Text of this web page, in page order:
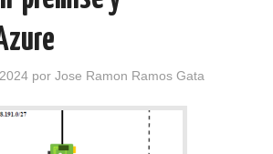
porJose Ramon Ramos Gata